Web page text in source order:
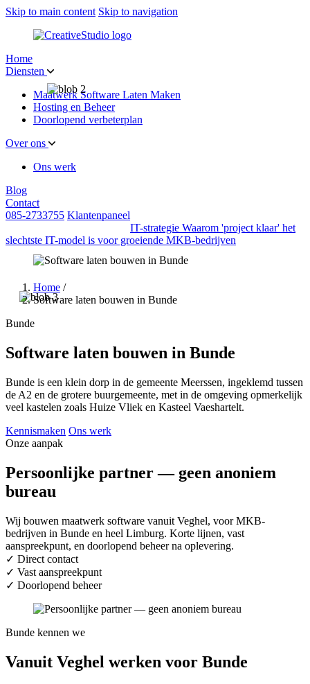
Skip to main content Skip to navigation
Home
Diensten
Maatwerk Software Laten Maken
Hosting en Beheer
Doorlopend verbeterplan
Over ons
Ons werk
Blog
Contact
085-2733755 Klantenpaneel
IT-strategie Waarom 'project klaar' het
slechtste IT-model is voor groeiende MKB-bedrijven
Home /
Software laten bouwen in Bunde
Bunde
Software laten bouwen in Bunde
Bunde is een klein dorp in de gemeente Meerssen, ingeklemd tussen
de A2 en de grotere buurgemeente, met in de omgeving opmerkelijk
veel kastelen zoals Huize Vliek en Kasteel Vaeshartelt.
Kennismaken Ons werk
Onze aanpak
Persoonlijke partner — geen anoniem
bureau
Wij bouwen maatwerk software vanuit Veghel, voor MKB-
bedrijven in Bunde en heel Limburg. Korte lijnen, vast
aanspreekpunt, en doorlopend beheer na oplevering.
✓ Direct contact
✓ Vast aanspreekpunt
✓ Doorlopend beheer
Bunde kennen we
Vanuit Veghel werken voor Bunde